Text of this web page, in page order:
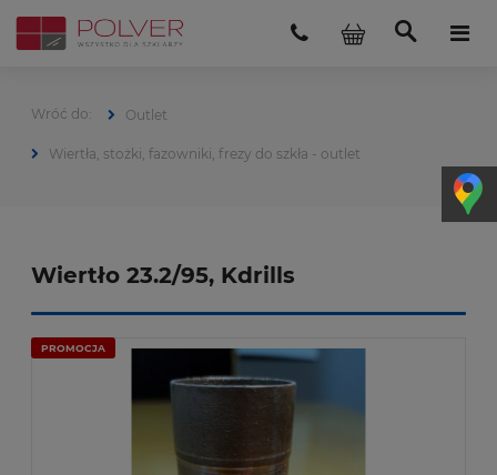
Outlet
Wiertła, stożki, fazowniki, frezy do szkła - outlet
Wiertło 23.2/95, Kdrills
PROMOCJA